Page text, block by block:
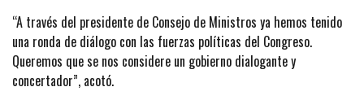
“A través del presidente de Consejo de Ministros ya hemos tenido
una ronda de diálogo con las fuerzas políticas del Congreso.
Queremos que se nos considere un gobierno dialogante y
concertador”, acotó.